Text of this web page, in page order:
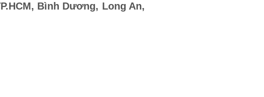
Bình Dương, Long An,